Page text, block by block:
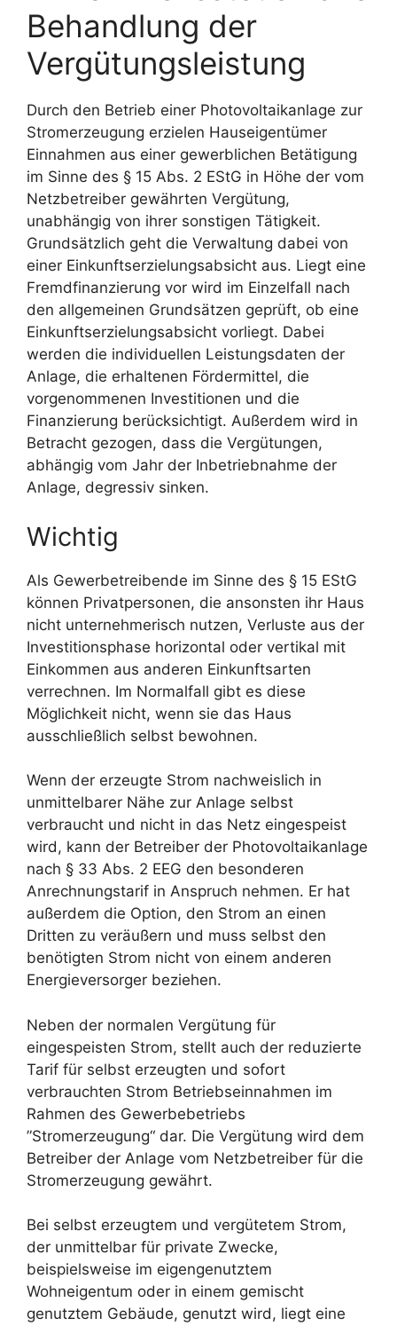
Behandlung der
Vergütungsleistung
Durch den Betrieb einer Photovoltaikanlage zur
Stromerzeugung erzielen Hauseigentümer
Einnahmen aus einer gewerblichen Betätigung
im Sinne des § 15 Abs. 2 EStG in Höhe der vom
Netzbetreiber gewährten Vergütung,
unabhängig von ihrer sonstigen Tätigkeit.
Grundsätzlich geht die Verwaltung dabei von
einer Einkunftserzielungsabsicht aus. Liegt eine
Fremdfinanzierung vor wird im Einzelfall nach
den allgemeinen Grundsätzen geprüft, ob eine
Einkunftserzielungsabsicht vorliegt. Dabei
werden die individuellen Leistungsdaten der
Anlage, die erhaltenen Fördermittel, die
vorgenommenen Investitionen und die
Finanzierung berücksichtigt. Außerdem wird in
Betracht gezogen, dass die Vergütungen,
abhängig vom Jahr der Inbetriebnahme der
Anlage, degressiv sinken.
Wichtig
Als Gewerbetreibende im Sinne des § 15 EStG
können Privatpersonen, die ansonsten ihr Haus
nicht unternehmerisch nutzen, Verluste aus der
Investitionsphase horizontal oder vertikal mit
Einkommen aus anderen Einkunftsarten
verrechnen. Im Normalfall gibt es diese
Möglichkeit nicht, wenn sie das Haus
ausschließlich selbst bewohnen.
Wenn der erzeugte Strom nachweislich in
unmittelbarer Nähe zur Anlage selbst
verbraucht und nicht in das Netz eingespeist
wird, kann der Betreiber der Photovoltaikanlage
nach § 33 Abs. 2 EEG den besonderen
Anrechnungstarif in Anspruch nehmen. Er hat
außerdem die Option, den Strom an einen
Dritten zu veräußern und muss selbst den
benötigten Strom nicht von einem anderen
Energieversorger beziehen.
Neben der normalen Vergütung für
eingespeisten Strom, stellt auch der reduzierte
Tarif für selbst erzeugten und sofort
verbrauchten Strom Betriebseinnahmen im
Rahmen des Gewerbebetriebs
”Stromerzeugung“ dar. Die Vergütung wird dem
Betreiber der Anlage vom Netzbetreiber für die
Stromerzeugung gewährt.
Bei selbst erzeugtem und vergütetem Strom,
der unmittelbar für private Zwecke,
beispielsweise im eigengenutztem
Wohneigentum oder in einem gemischt
genutztem Gebäude, genutzt wird, liegt eine